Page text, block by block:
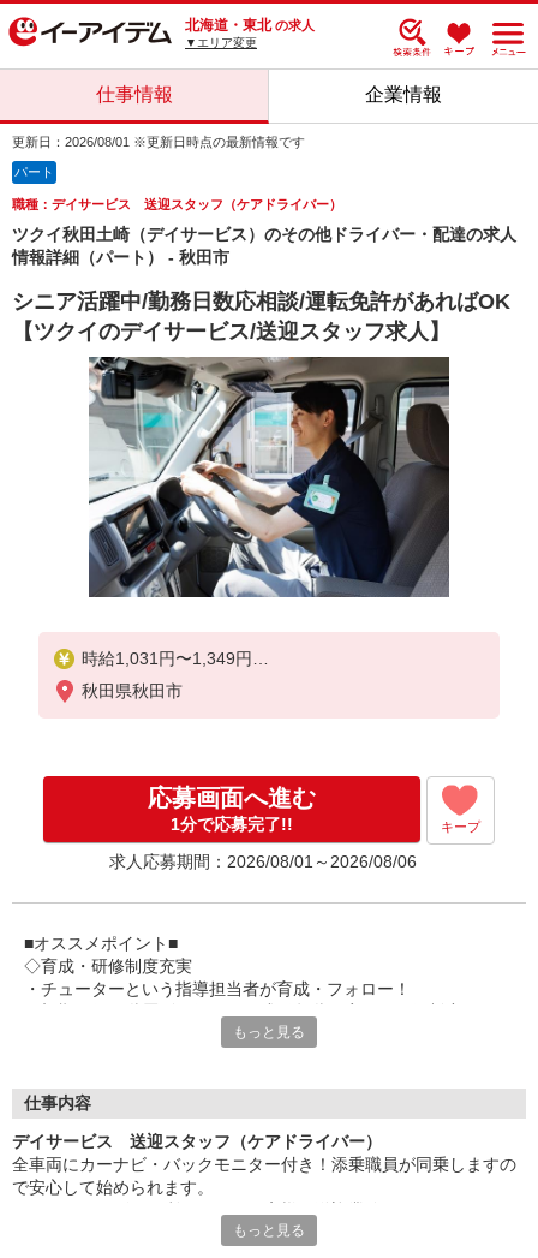
北海道・東北 の求人
▼エリア変更
仕事情報 企業情報
更新日：2026/08/01 ※更新日時点の最新情報です
パート
職種：デイサービス 送迎スタッフ（ケアドライバー）
ツクイ秋田土崎（デイサービス）のその他ドライバー・配達の求人
情報詳細（パート） - 秋田市
シニア活躍中/勤務日数応相談/運転免許があればOK
【ツクイのデイサービス/送迎スタッフ求人】
時給1,031円〜1,349円
★土日祝日は時給100円アップ！
秋田県秋田市
応募画面へ進む
1分で応募完了!! キープ
求人応募期間：2026/08/01～2026/08/06
■オススメポイント■
◇育成・研修制度充実
・チューターという指導担当者が育成・フォロー！
・キャリアアップ支援制度を活用して働きながら資格取得が可能
・ツクイ独自の福祉厚生制度でプライベートも充実
・子育て支援の福利厚生制度あり！子育てと仕事の両立を応援◎
・スタッフ何でも相談窓口やライフキャリア相談など、各相談窓
口あり
◇頑張った分、スタッフに還元！
もっと見る
仕事内容
デイサービス 送迎スタッフ（ケアドライバー）
全車両にカーナビ・バックモニター付き！添乗職員が同乗しますの
で安心して始められます。
※専用車両（キャラバン・ハイエース）の運転、各種点検
もっと見る